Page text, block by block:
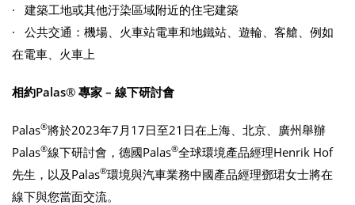
· 建築工地或其他汙染區域附近的住宅建築
· 公共交通：機場、火車站電車和地鐵站、遊輪、客艙、例如
在電車、火車上
相約Palas® 專家 – 線下研討會
Palas®將於2023年7月17日至21日在上海、北京、廣州舉辦
Palas®線下研討會，德國Palas®全球環境產品經理Henrik Hof
先生，以及Palas®環境與汽車業務中國產品經理鄧珺女士將在
線下與您當面交流。